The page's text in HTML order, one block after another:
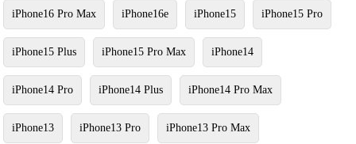
iPhone16 Pro Max iPhone16e iPhone15 iPhone15 Pro
iPhone15 Plus iPhone15 Pro Max iPhone14
iPhone14 Pro iPhone14 Plus iPhone14 Pro Max
iPhone13 iPhone13 Pro iPhone13 Pro Max